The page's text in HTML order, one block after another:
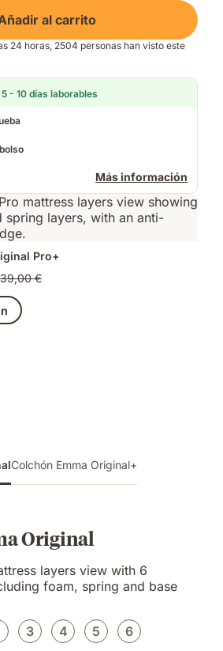
al carrito
24 horas, 2504 personas han visto este
5 - 10 días laborables
Más información
Pro+
€
€
Colchón Emma Original+
Original
3 4 5 6